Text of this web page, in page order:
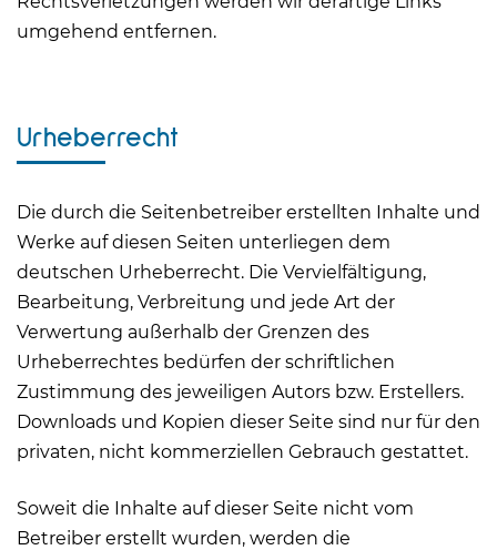
umgehend entfernen.
Urheberrecht
Die durch die Seitenbetreiber erstellten Inhalte und
Werke auf diesen Seiten unterliegen dem
deutschen Urheberrecht. Die Vervielfältigung,
Bearbeitung, Verbreitung und jede Art der
Verwertung außerhalb der Grenzen des
Urheberrechtes bedürfen der schriftlichen
Zustimmung des jeweiligen Autors bzw. Erstellers.
Downloads und Kopien dieser Seite sind nur für den
privaten, nicht kommerziellen Gebrauch gestattet.
Soweit die Inhalte auf dieser Seite nicht vom
Betreiber erstellt wurden, werden die